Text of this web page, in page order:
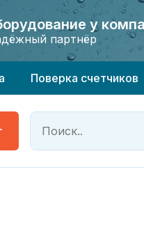
у
партнёр
у
партнёр
Поверка счетчиков